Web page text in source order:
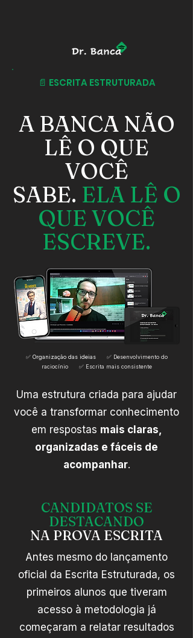
📄 ESCRITA ESTRUTURADA
A BANCA NÃO
LÊ O QUE
VOCÊ
SABE. ELA LÊ O
QUE VOCÊ
ESCREVE.
✅ Organização das ideias ✅ Desenvolvimento do
raciocínio ✅ Escrita mais consistente
Uma estrutura criada para ajudar
você a transformar conhecimento
em respostas mais claras,
organizadas e fáceis de
acompanhar.
CANDIDATOS SE
DESTACANDO
NA PROVA ESCRITA
Antes mesmo do lançamento
oficial da Escrita Estruturada, os
primeiros alunos que tiveram
acesso à metodologia já
começaram a relatar resultados